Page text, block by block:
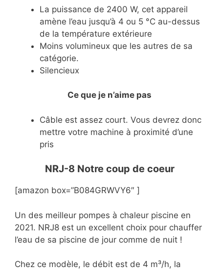
La puissance de 2400 W, cet appareil
amène l’eau jusqu’à 4 ou 5 °C au-dessus
de la température extérieure
Moins volumineux que les autres de sa
catégorie.
Silencieux
Ce que je n’aime pas
Câble est assez court. Vous devrez donc
mettre votre machine à proximité d’une
pris
NRJ-8 Notre coup de coeur
[amazon box=”B084GRWVY6″ ]
Un des meilleur pompes à chaleur piscine en
2021. NRJ8 est un excellent choix pour chauffer
l’eau de sa piscine de jour comme de nuit !
Chez ce modèle, le débit est de 4 m³/h, la